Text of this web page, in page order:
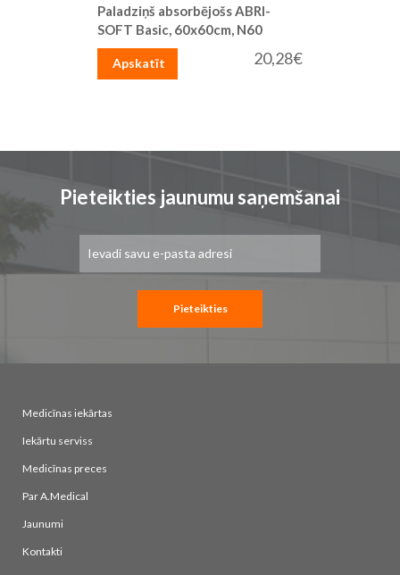
Paladziņš absorbējošs ABRI-
SOFT Basic, 60x60cm, N60
20,28€
Apskatīt
Pieteikties jaunumu saņemšanai
saņemšanai:
Pieteikties
Medicīnas iekārtas
Iekārtu serviss
Medicīnas preces
Par A.Medical
Jaunumi
Kontakti